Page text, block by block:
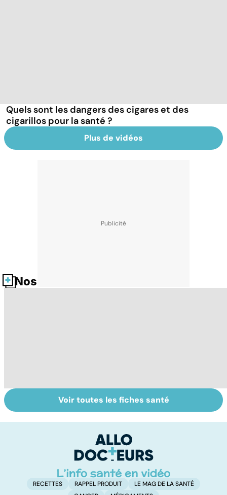
Quels sont les dangers des cigares et des
cigarillos pour la santé ?
Plus de vidéos
Nos fiches santé
Comment tenir
ses bonnes
BPCO, la
bronchite du
Voir toutes les fiches santé
RECETTES RAPPEL PRODUIT
LE MAG DE LA SANTÉ